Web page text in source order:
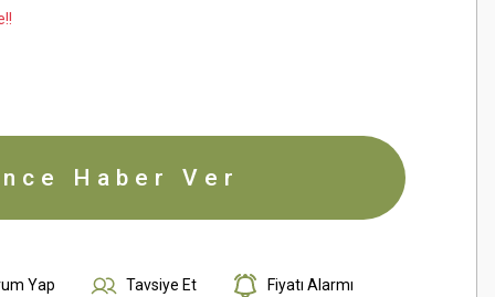
Haber Ver
Yap Tavsiye Et Fiyatı Alarmı